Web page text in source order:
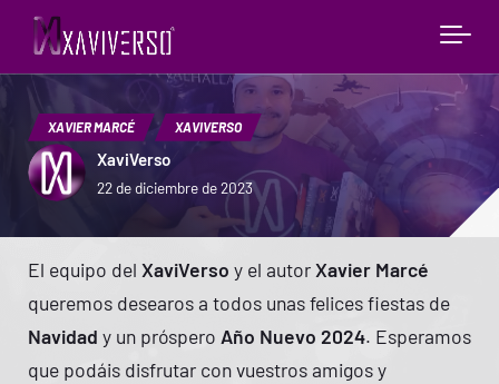
XAVIER MARCÉ XAVIVERSO
22 de diciembre de 2023
XaviVerso
El equipo del XaviVerso y el autorXavier Marcé
queremos desearos a todos unas felices fiestas de
Navidad y un próspero Año Nuevo 2024. Esperamos
que podáis disfrutar con vuestros amigos y